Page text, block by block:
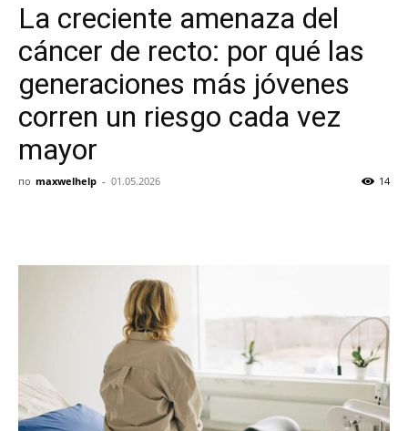
La creciente amenaza del
cáncer de recto: por qué las
generaciones más jóvenes
corren un riesgo cada vez
mayor
по maxwelhelp - 01.05.2026 14